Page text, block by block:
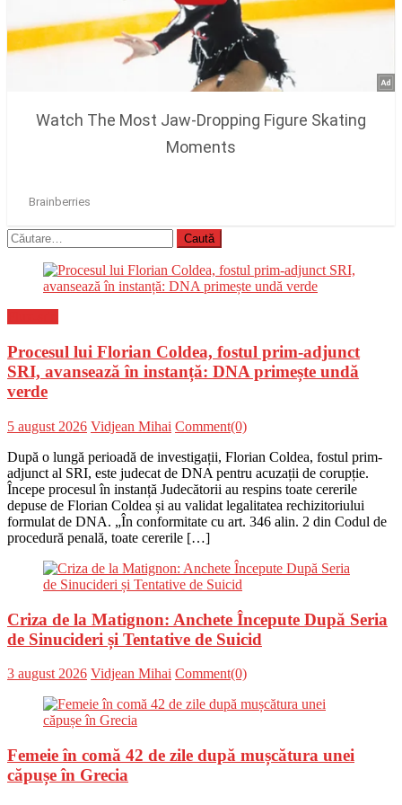
Caută
după:
Procesul lui Florian Coldea, fostul prim-adjunct
SRI, avansează în instanță: DNA primește undă
verde
Posted
5 august 2026 Author
Vidjean Mihai Comment(0)
După o lungă perioadă de investigații, Florian Coldea, fostul prim-
adjunct al SRI, este judecat de DNA pentru acuzații de corupție.
Începe procesul în instanță Judecătorii au respins toate cererile
depuse de Florian Coldea și au validat legalitatea rechizitoriului
formulat de DNA. „În conformitate cu art. 346 alin. 2 din Codul de
procedură penală, toate cererile […]
Criza de la Matignon: Anchete Începute După Seria
de Sinucideri și Tentative de Suicid
Posted
3 august 2026 Author
Vidjean Mihai Comment(0)
Femeie în comă 42 de zile după mușcătura unei
căpușe în Grecia